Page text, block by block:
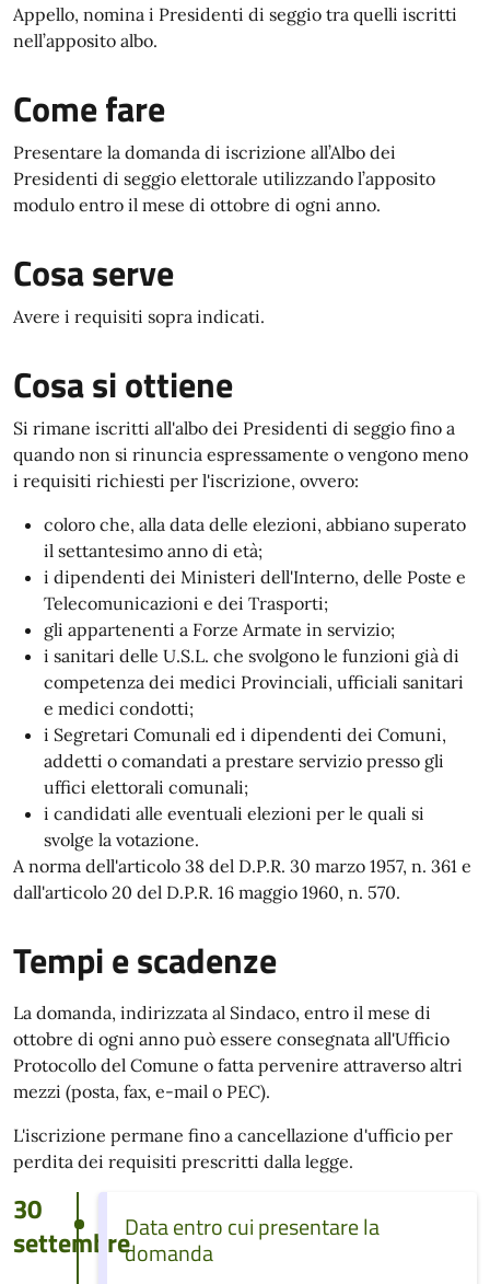
Appello, nomina i Presidenti di seggio tra quelli iscritti
nell’apposito albo.
Come fare
Presentare la domanda di iscrizione all’Albo dei
Presidenti di seggio elettorale utilizzando l’apposito
modulo entro il mese di ottobre di ogni anno.
Cosa serve
Avere i requisiti sopra indicati.
Cosa si ottiene
Si rimane iscritti all'albo dei Presidenti di seggio fino a
quando non si rinuncia espressamente o vengono meno
i requisiti richiesti per l'iscrizione, ovvero:
coloro che, alla data delle elezioni, abbiano superato
il settantesimo anno di età;
i dipendenti dei Ministeri dell'Interno, delle Poste e
Telecomunicazioni e dei Trasporti;
gli appartenenti a Forze Armate in servizio;
i sanitari delle U.S.L. che svolgono le funzioni già di
competenza dei medici Provinciali, ufficiali sanitari
e medici condotti;
i Segretari Comunali ed i dipendenti dei Comuni,
addetti o comandati a prestare servizio presso gli
uffici elettorali comunali;
i candidati alle eventuali elezioni per le quali si
svolge la votazione.
A norma dell'articolo 38 del D.P.R. 30 marzo 1957, n. 361 e
dall'articolo 20 del D.P.R. 16 maggio 1960, n. 570.
Tempi e scadenze
La domanda, indirizzata al Sindaco, entro il mese di
ottobre di ogni anno può essere consegnata all'Ufficio
Protocollo del Comune o fatta pervenire attraverso altri
mezzi (posta, fax, e-mail o PEC).
L'iscrizione permane fino a cancellazione d'ufficio per
perdita dei requisiti prescritti dalla legge.
30
settembreData entro cui presentare la
domanda